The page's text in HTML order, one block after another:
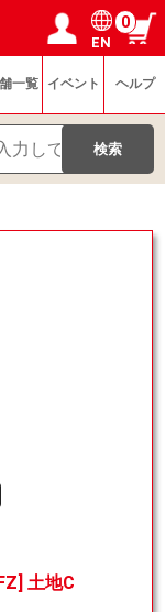
EN
0
一覧 イベント ヘルプ
土地C